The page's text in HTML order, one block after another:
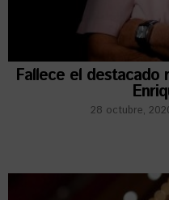
Fallece el destacado
28 octubre,